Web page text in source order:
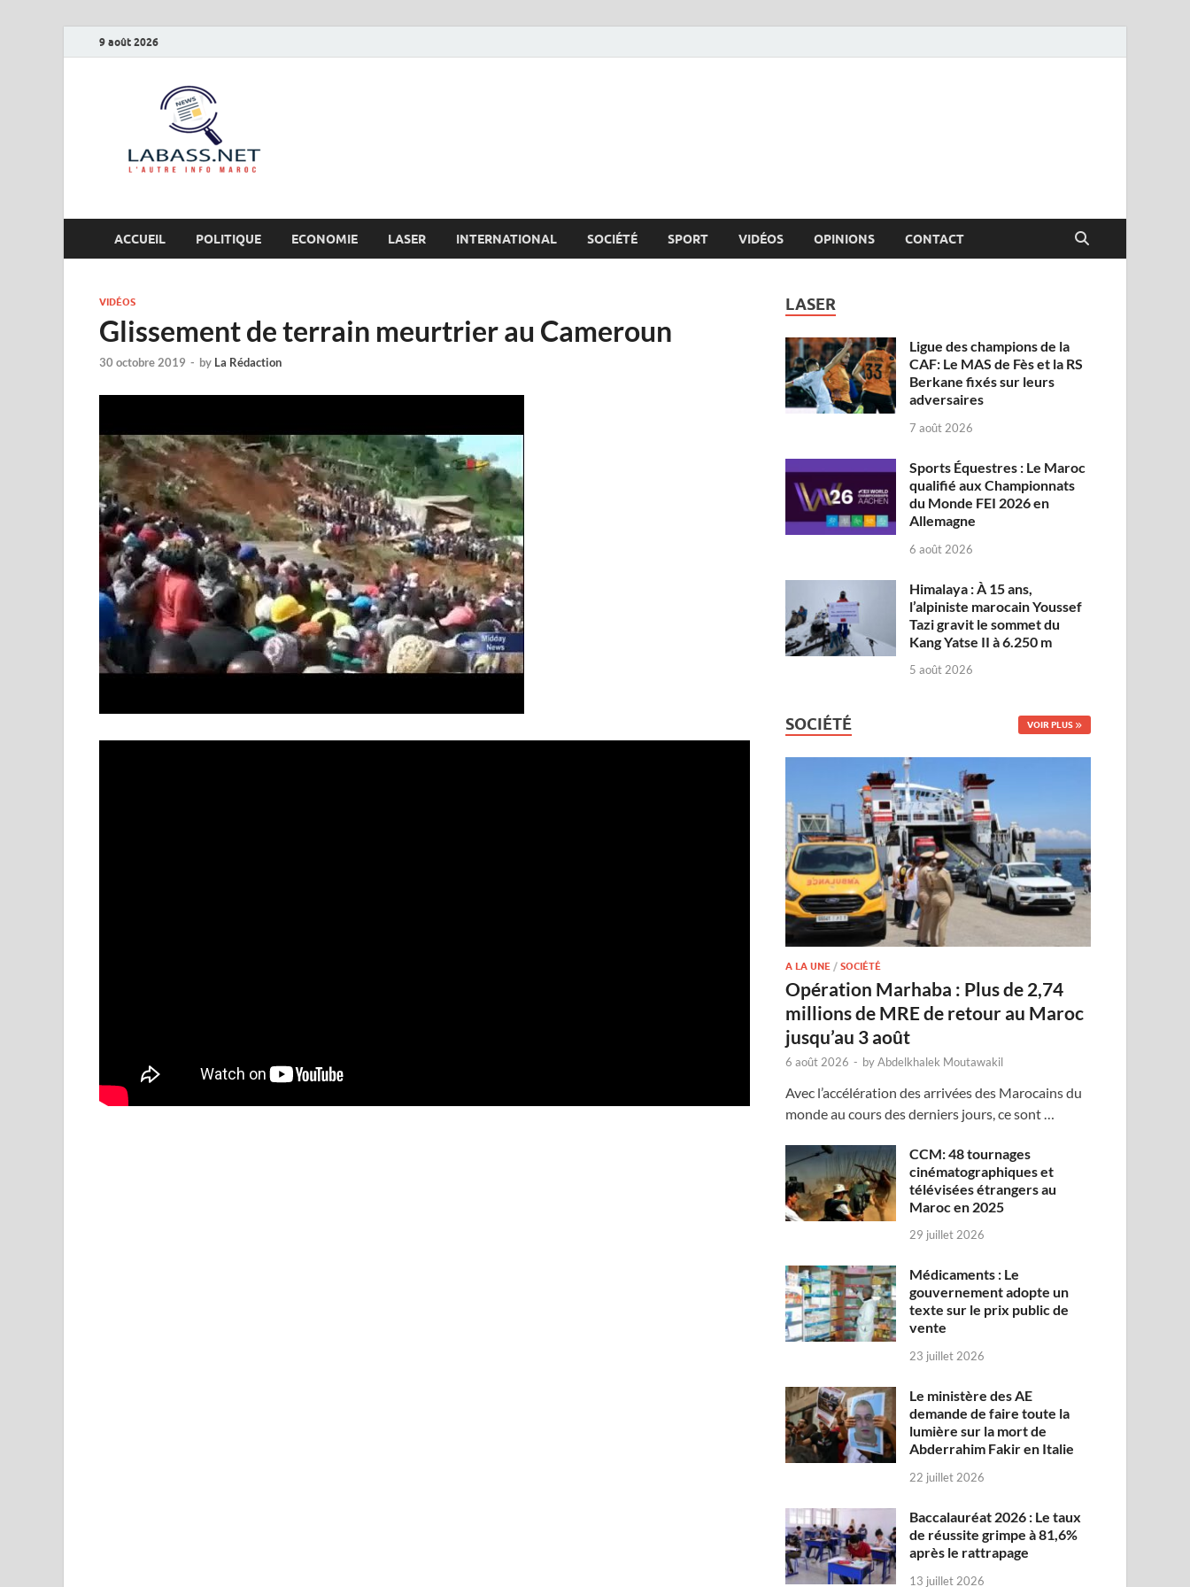
9 août 2026
ACCUEIL POLITIQUE ECONOMIE LASER INTERNATIONAL SOCIÉTÉ SPORT VIDÉOS OPINIONS CONTACT
VIDÉOS
Glissement de terrain meurtrier au Cameroun
30 octobre 2019 - by La Rédaction
LASER
Ligue des champions de la
CAF: Le MAS de Fès et la RS
Berkane fixés sur leurs
adversaires
7 août 2026
Sports Équestres : Le Maroc
qualifié aux Championnats
du Monde FEI 2026 en
Allemagne
6 août 2026
Himalaya : À 15 ans,
l’alpiniste marocain Youssef
Tazi gravit le sommet du
Kang Yatse II à 6.250 m
5 août 2026
SOCIÉTÉ VOIR PLUS
A LA UNE /SOCIÉTÉ
Opération Marhaba : Plus de 2,74
millions de MRE de retour au Maroc
jusqu’au 3 août
6 août 2026 - byAbdelkhalek Moutawakil
Avec l’accélération des arrivées des Marocains du
monde au cours des derniers jours, ce sont …
CCM: 48 tournages
cinématographiques et
télévisées étrangers au
Maroc en 2025
29 juillet 2026
Médicaments : Le
gouvernement adopte un
texte sur le prix public de
vente
23 juillet 2026
Le ministère des AE
demande de faire toute la
lumière sur la mort de
Abderrahim Fakir en Italie
22 juillet 2026
Baccalauréat 2026 : Le taux
de réussite grimpe à 81,6%
après le rattrapage
13 juillet 2026